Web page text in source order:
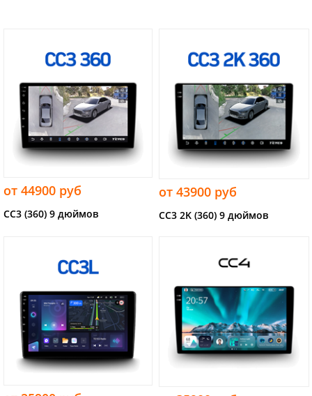
от 44900 руб
CC3 (360) 9 дюймов
от 43900 руб
CC3 2K (360) 9 дюймов